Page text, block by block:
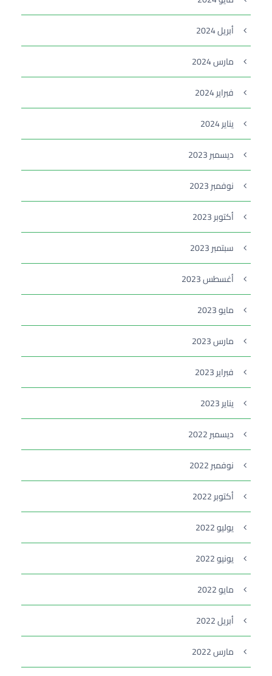
أبريل 2024
مارس 2024
فبراير 2024
يناير 2024
ديسمبر 2023
نوفمبر 2023
أكتوبر 2023
سبتمبر 2023
أغسطس 2023
مايو 2023
مارس 2023
فبراير 2023
يناير 2023
ديسمبر 2022
نوفمبر 2022
أكتوبر 2022
يوليو 2022
يونيو 2022
مايو 2022
أبريل 2022
مارس 2022